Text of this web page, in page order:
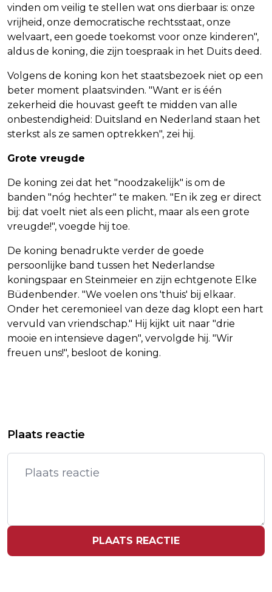
vinden om veilig te stellen wat ons dierbaar is: onze
vrijheid, onze democratische rechtsstaat, onze
welvaart, een goede toekomst voor onze kinderen",
aldus de koning, die zijn toespraak in het Duits deed.
Volgens de koning kon het staatsbezoek niet op een
beter moment plaatsvinden. "Want er is één
zekerheid die houvast geeft te midden van alle
onbestendigheid: Duitsland en Nederland staan het
sterkst als ze samen optrekken", zei hij.
Grote vreugde
De koning zei dat het "noodzakelijk" is om de
banden "nóg hechter" te maken. "En ik zeg er direct
bij: dat voelt niet als een plicht, maar als een grote
vreugde!", voegde hij toe.
De koning benadrukte verder de goede
persoonlijke band tussen het Nederlandse
koningspaar en Steinmeier en zijn echtgenote Elke
Büdenbender. "We voelen ons 'thuis' bij elkaar.
Onder het ceremonieel van deze dag klopt een hart
vervuld van vriendschap." Hij kijkt uit naar "drie
mooie en intensieve dagen", vervolgde hij. "Wir
freuen uns!", besloot de koning.
HOED BIJ ONTVANGST
ZEKER TWEE IRAANSE MILITAIREN
GEDOOD DOOR ISRAËLISCHE
AANVALLEN
Plaats reactie
PLAATS REACTIE